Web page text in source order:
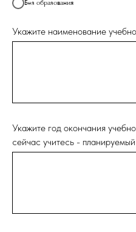
Без образования
Укажите наименование
Укажите год окончания
сейчас учитесь -